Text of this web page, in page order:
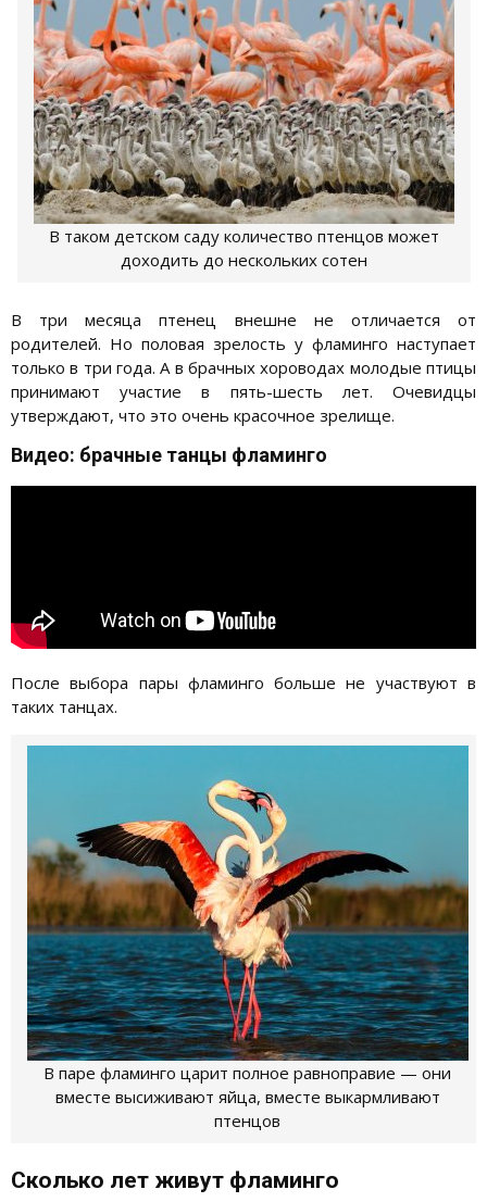
В таком детском саду количество птенцов может
доходить до нескольких сотен
В три месяца птенец внешне не отличается от
родителей. Но половая зрелость у фламинго наступает
только в три года. А в брачных хороводах молодые птицы
принимают участие в пять-шесть лет. Очевидцы
утверждают, что это очень красочное зрелище.
Видео: брачные танцы фламинго
После выбора пары фламинго больше не участвуют в
таких танцах.
В паре фламинго царит полное равноправие — они
вместе высиживают яйца, вместе выкармливают
птенцов
Сколько лет живут фламинго